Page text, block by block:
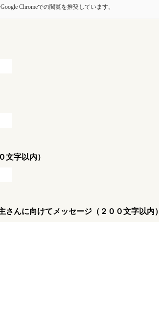
Chromeでの閲覧を推奨しています。
文字以内）
んに向けてメッセージ（２００文字以内）